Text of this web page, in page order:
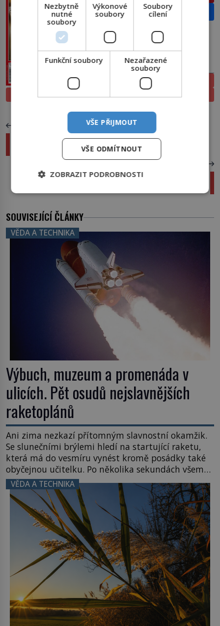
PROLISTOVAT
Email
PŘEDPLATNÉ
ELEKTRONICKÉ
TIŠTĚNÉ
Pavouci létají na pavučinách. Neuvěřitelný trik
jménem ballooning
Home office na terase: Jak eliminovat odlesky
SOUVISEJÍCÍ ČLÁNKY
VĚDA A TECHNIKA
Výbuch, muzeum a promenáda v
ulicích. Pět osudů nejslavnějších
raketoplánů
Ani zima nezkazí přítomným slavnostní okamžik.
Se slunečními brýlemi hledí na startující raketu,
která má do vesmíru vynést kromě posádky také
obyčejnou učitelku. Po několika sekundách všem
ztuhnou úsměvy, stroj totiž exploduje. Jejich
konstrukce není z levného kraje, daňové
poplatníky stojí miliardy dolarů. Na druhou stranu
zvládnou jen představitelné věci. Na malé kousky
Název: Columbia První […]
VĚDA A TECHNIKA
Nezbytně
nutné
soubory
Výkonové
soubory
Soubory
cílení
Funkční soubory
Nezařazené
soubory
VŠE PŘIJMOUT
VŠE ODMÍTNOUT
ZOBRAZIT PODROBNOSTI